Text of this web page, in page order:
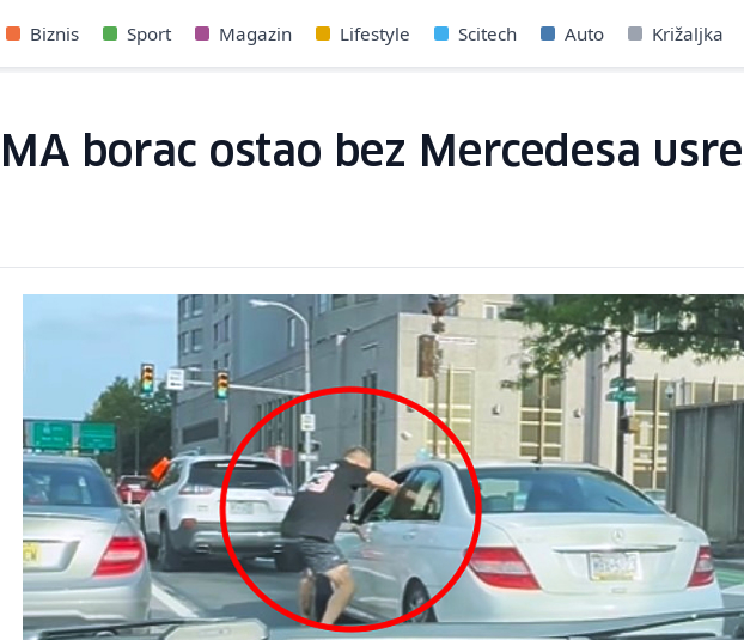
Biznis Sport Magazin Lifestyle Scitech Auto Križaljka
borac ostao bez Mercedesa